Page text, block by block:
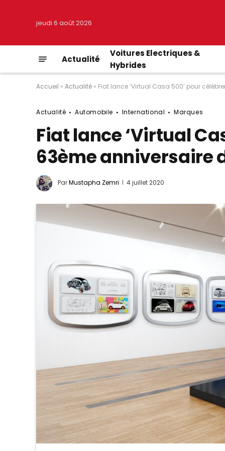
jeudi 6 août 2026
Actualité
Voitures Electriques &
Hybrides
Accueil » Actualité » Fiat lance ‘Virtual Casa 500’ pour
Actualité Automobile International Marques
Fiat lance ‘Virtual
63ème anniversaire
ParMustapha Zemri 4 juillet 2020